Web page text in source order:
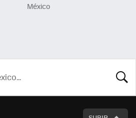
México